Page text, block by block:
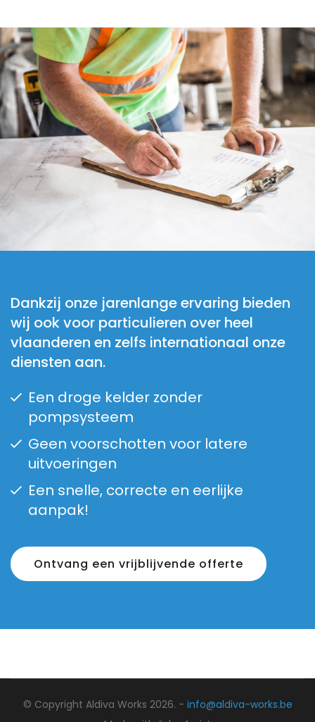
Dankzij onze jarenlange ervaring bieden
wij ook voor particulieren over heel
vlaanderen en zelfs internationaal onze
diensten aan.
Een droge kelder zonder
pompsysteem
Geen voorschotten voor latere
uitvoeringen
Een snelle, correcte en eerlijke
aanpak!
Ontvang een vrijblijvende offerte
© Copyright Aldiva Works 2026. - info@aldiva-works.be